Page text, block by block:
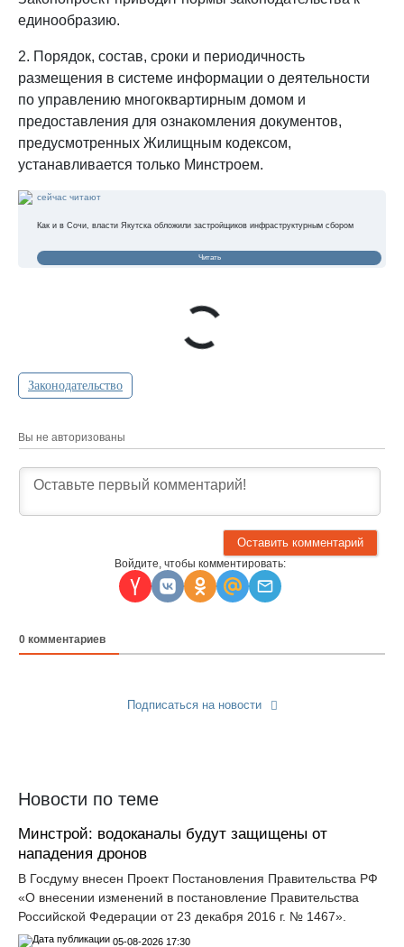
единообразию.
2. Порядок, состав, сроки и периодичность
размещения в системе информации о деятельности
по управлению многоквартирным домом и
предоставления для ознакомления документов,
предусмотренных Жилищным кодексом,
устанавливается только Минстроем.
сейчас читают
Как и в Сочи, власти Якутска обложили застройщиков инфраструктурным сбором
Читать
Законодательство
Вы не авторизованы
Войдите, чтобы комментировать:
0 комментариев
Подписаться на новости
Новости по теме
Минстрой: водоканалы будут защищены от
нападения дронов
В Госдуму внесен Проект Постановления Правительства РФ
«О внесении изменений в постановление Правительства
Российской Федерации от 23 декабря 2016 г. № 1467».
05-08-2026 17:30